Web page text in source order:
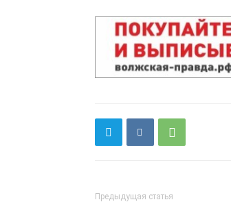
Предыдущая статья